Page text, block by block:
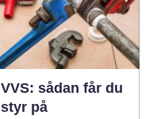
VVS: sådan får du
styr på